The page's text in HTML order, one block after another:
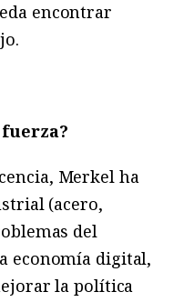
encontrar
Merkel ha
(acero,
del
economía digital,
la política